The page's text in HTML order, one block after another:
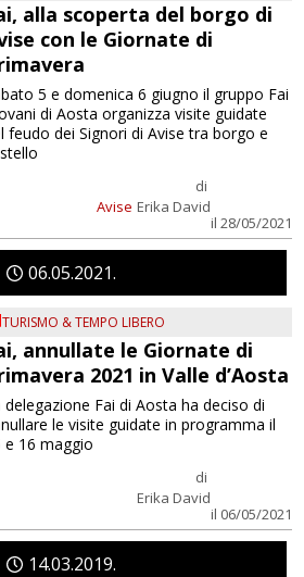
alla scoperta del borgo di
con le Giornate di
Avise
di
Erika David
il 28/05/2021
5 e domenica 6 giugno il gruppo Fai
di Aosta organizza visite guidate
feudo dei Signori di Avise tra borgo e
0605 2021
TURISMO & TEMPO LIBERO
annullate le Giornate di
2021 in Valle d’Aosta
di
Erika David
il 06/05/2021
delegazione Fai di Aosta ha deciso di
le visite guidate in programma il
e 16 maggio
1403 2019